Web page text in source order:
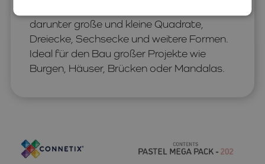
darunter große und kleine Quadrate,
Dreiecke, Sechsecke und weitere Formen.
Ideal für den Bau großer Projekte wie
Burgen, Häuser, Brücken oder Mandalas.